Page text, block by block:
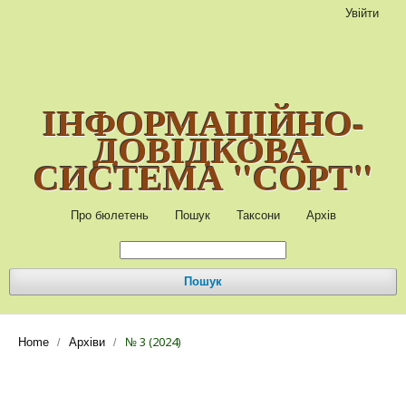
ІНФОРМАЦІЙНО-
ДОВІДКОВА
СИСТЕМА "СОРТ"
Про бюлетень Пошук Таксони Архів
Пошук
Увійти
Home / Архіви / № 3 (2024)